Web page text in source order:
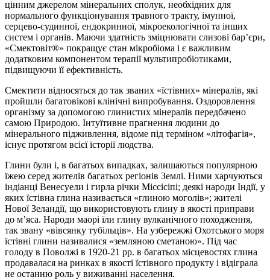
цінним джерелом мінеральних сполук, необхідних для
нормального функціонування травного тракту, імунної,
серцево-судинної, ендокринної, мікроекологічної та інших
систем і органів. Маючи здатність зміцнювати слизові бар’єри,
«Смектовіт®» покращує стан мікробіома і є важливим
додатковим компонентом терапії мультипробіотиками,
підвищуючи її ефективність.
Смектити відносяться до так званих «їстівних» мінералів, які
пройшли багатовікові клінічні випробування. Оздоровлення
організму за допомогою глинистих мінералів передбачено
самою Природою. Інтуїтивне прагнення людини до
мінерального підживлення, відоме під терміном «літофагія»,
існує протягом всієї історії людства.
Глини були і, в багатьох випадках, залишаються популярною
їжею серед жителів багатьох регіонів Землі. Ними харчуються
індіанці Венесуели і гирла річки Міссісіпі; деякі народи Індії, у
яких їстівна глина називається «глиною моголів»; жителі
Нової Зеландії, що використовують глину в якості приправи
до м’яса. Народи маорі їли глину вулканічного походження,
так звану «вівсянку тубільців». На узбережжі Охотського моря
їстівні глини називалися «земляною сметаною». Під час
голоду в Поволжі в 1920-21 рр. в багатьох місцевостях глина
продавалася на ринках в якості їстівного продукту і відіграла
не останню роль у виживанні населення.